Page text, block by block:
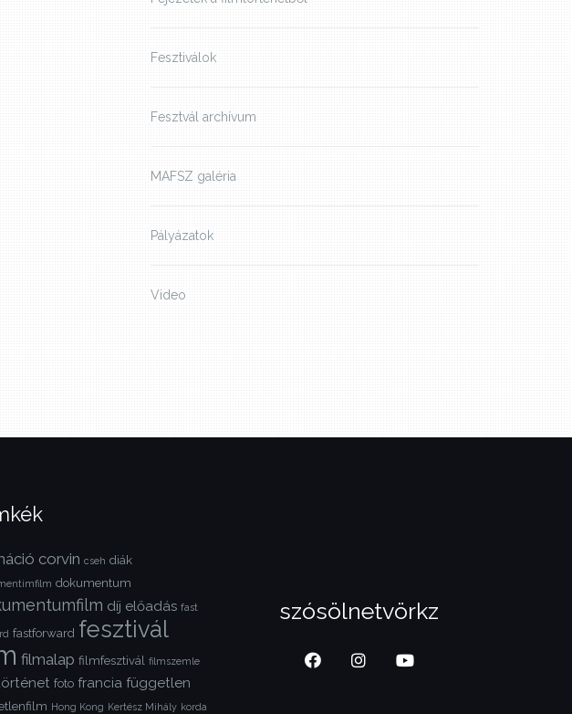
Fesztiválok
Fesztvál archívum
MAFSZ galéria
Pályázatok
Video
corvin cseh diák
dokumentum
díj előadás fast
fastforward fesztivál
filmalap filmfesztivál filmszemle
foto francia független
Hong Kong Kertész Mihály korda
szósölnetvörkz